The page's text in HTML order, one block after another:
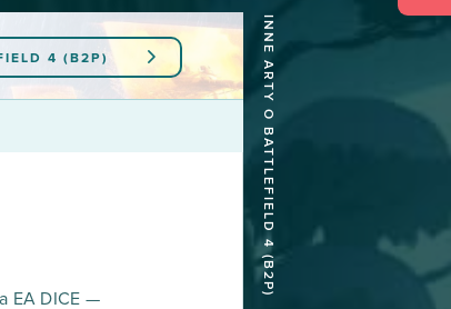
INNE ARTY O BATTLEFIELD 4 (B2P)
4 (B2P)
EA DICE —